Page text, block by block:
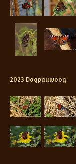
2023 Dagpauwoog